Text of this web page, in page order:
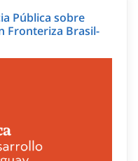
Pública sobre
Fronteriza Brasil-